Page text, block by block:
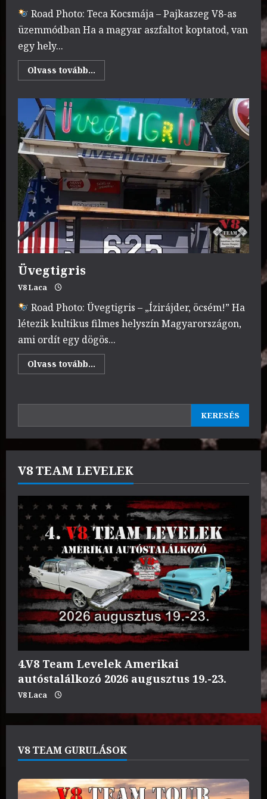
Road Photo: Teca Kocsmája – Pajkaszeg V8-as
üzemmódban Ha a magyar aszfaltot koptatod, van
egy hely...
Olvass tovább...
more
kocsmája
/
Pajkaszeg
Üvegtigris
V8 Laca
Road Photo: Üvegtigris – „Ízirájder, öcsém!” Ha
létezik kultikus filmes helyszín Magyarországon,
ami ordít egy dögös...
Olvass tovább...
more
KERESÉS
V8 TEAM LEVELEK
4.V8 Team Levelek Amerikai
autóstalálkozó 2026 augusztus 19.-23.
V8 Laca
V8 TEAM GURULÁSOK